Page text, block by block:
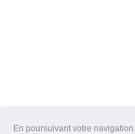
En poursuivant votre